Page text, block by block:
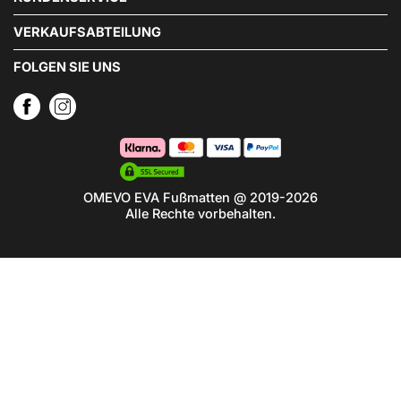
VERKAUFSABTEILUNG
FOLGEN SIE UNS
OMEVO EVA Fußmatten @ 2019-2026
Alle Rechte vorbehalten.